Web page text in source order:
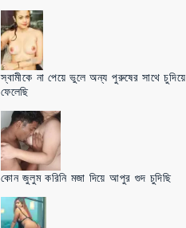
স্বামীকে না পেয়ে ভুলে অন্য পুরুষের সাথে চুদিয়ে
ফেলেছি
কোন জুলুম করিনি মজা দিয়ে আপুর গুদ চুদিছি